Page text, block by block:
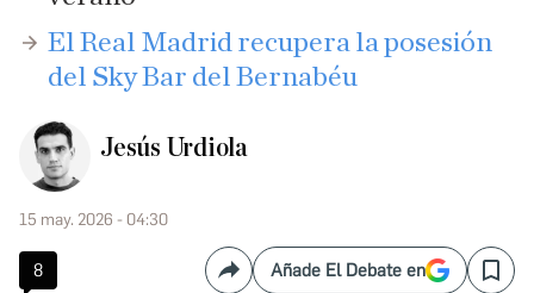
El Real Madrid recupera la posesión
del Sky Bar del Bernabéu
Jesús Urdiola
15 may. 2026 - 04:30
8 CompartirAñade El Debate en Save